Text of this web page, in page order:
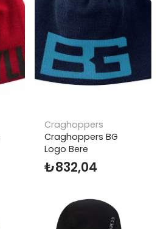
Craghoppers
Craghoppers BG
Logo Bere
₺832,04